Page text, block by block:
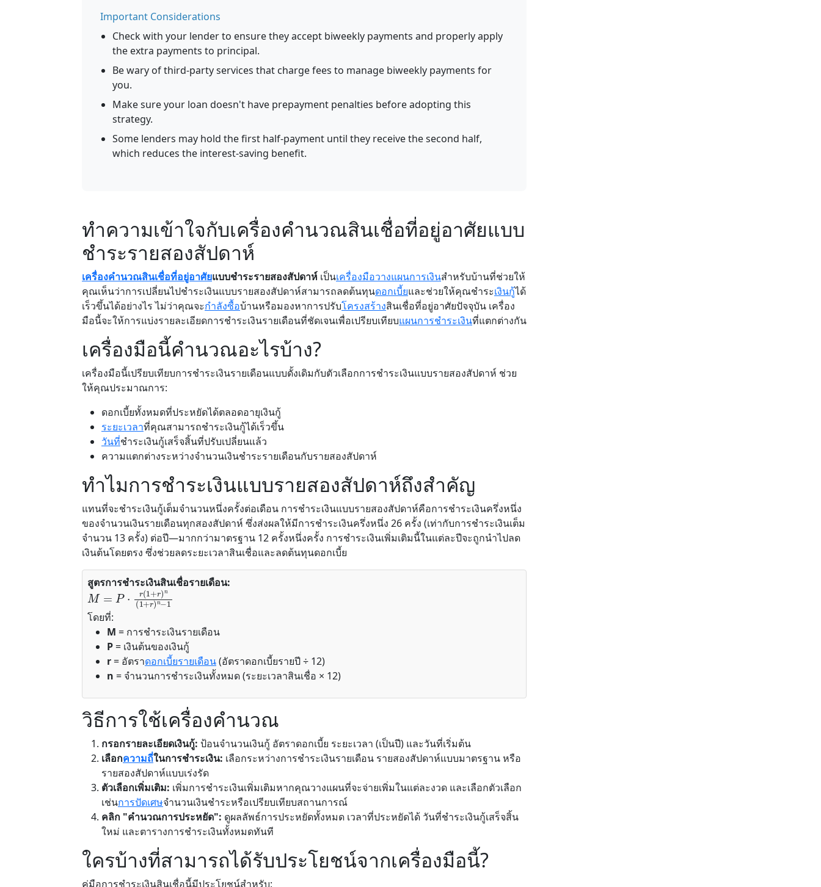
Important Considerations
Check with your lender to ensure they accept biweekly payments and properly apply
the extra payments to principal.
Be wary of third-party services that charge fees to manage biweekly payments for
you.
Make sure your loan doesn't have prepayment penalties before adopting this
strategy.
Some lenders may hold the first half-payment until they receive the second half,
which reduces the interest-saving benefit.
ทำความเข้าใจกับเครื่องคำนวณสินเชื่อที่อยู่อาศัยแบบ
ชำระรายสองสัปดาห์
เครื่องคำนวณสินเชื่อที่อยู่อาศัยแบบชำระรายสองสัปดาห์ เป็นเครื่องมือวางแผนการเงินสำหรับบ้านที่ช่วยให้
คุณเห็นว่าการเปลี่ยนไปชำระเงินแบบรายสองสัปดาห์สามารถลดต้นทุนดอกเบี้ยและช่วยให้คุณชำระเงินกู้ได้
เร็วขึ้นได้อย่างไร ไม่ว่าคุณจะกำลังซื้อบ้านหรือมองหาการปรับโครงสร้างสินเชื่อที่อยู่อาศัยปัจจุบัน เครื่อง
มือนี้จะให้การแบ่งรายละเอียดการชำระเงินรายเดือนที่ชัดเจนเพื่อเปรียบเทียบแผนการชำระเงินที่แตกต่างกัน
เครื่องมือนี้คำนวณอะไรบ้าง?
เครื่องมือนี้เปรียบเทียบการชำระเงินรายเดือนแบบดั้งเดิมกับตัวเลือกการชำระเงินแบบรายสองสัปดาห์ ช่วย
ให้คุณประมาณการ:
ดอกเบี้ยทั้งหมดที่ประหยัดได้ตลอดอายุเงินกู้
ระยะเวลาที่คุณสามารถชำระเงินกู้ได้เร็วขึ้น
วันที่ชำระเงินกู้เสร็จสิ้นที่ปรับเปลี่ยนแล้ว
ความแตกต่างระหว่างจำนวนเงินชำระรายเดือนกับรายสองสัปดาห์
ทำไมการชำระเงินแบบรายสองสัปดาห์ถึงสำคัญ
แทนที่จะชำระเงินกู้เต็มจำนวนหนึ่งครั้งต่อเดือน การชำระเงินแบบรายสองสัปดาห์คือการชำระเงินครึ่งหนึ่ง
ของจำนวนเงินรายเดือนทุกสองสัปดาห์ ซึ่งส่งผลให้มีการชำระเงินครึ่งหนึ่ง 26 ครั้ง (เท่ากับการชำระเงินเต็ม
จำนวน 13 ครั้ง) ต่อปี—มากกว่ามาตรฐาน 12 ครั้งหนึ่งครั้ง การชำระเงินเพิ่มเติมนี้ในแต่ละปีจะถูกนำไปลด
เงินต้นโดยตรง ซึ่งช่วยลดระยะเวลาสินเชื่อและลดต้นทุนดอกเบี้ย
สูตรการชำระเงินสินเชื่อรายเดือน:
M=P ⋅r(1 +r)n(1+r)n− 1
โดยที่:
M = การชำระเงินรายเดือน
P= เงินต้นของเงินกู้
r= อัตราดอกเบี้ยรายเดือน(อัตราดอกเบี้ยรายปี ÷ 12)
n = จำนวนการชำระเงินทั้งหมด (ระยะเวลาสินเชื่อ × 12)
วิธีการใช้เครื่องคำนวณ
กรอกรายละเอียดเงินกู้: ป้อนจำนวนเงินกู้ อัตราดอกเบี้ย ระยะเวลา (เป็นปี) และวันที่เริ่มต้น
เลือกความถี่ในการชำระเงิน: เลือกระหว่างการชำระเงินรายเดือน รายสองสัปดาห์แบบมาตรฐาน หรือ
รายสองสัปดาห์แบบเร่งรัด
ตัวเลือกเพิ่มเติม: เพิ่มการชำระเงินเพิ่มเติมหากคุณวางแผนที่จะจ่ายเพิ่มในแต่ละงวด และเลือกตัวเลือก
เช่นการปัดเศษจำนวนเงินชำระหรือเปรียบเทียบสถานการณ์
คลิก "คำนวณการประหยัด": ดูผลลัพธ์การประหยัดทั้งหมด เวลาที่ประหยัดได้ วันที่ชำระเงินกู้เสร็จสิ้น
ใหม่ และตารางการชำระเงินทั้งหมดทันที
ใครบ้างที่สามารถได้รับประโยชน์จากเครื่องมือนี้?
คู่มือการชำระเงินสินเชื่อนี้มีประโยชน์สำหรับ: